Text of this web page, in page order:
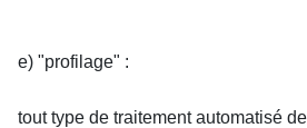
e) "profilage" :
tout type de traitement automatisé